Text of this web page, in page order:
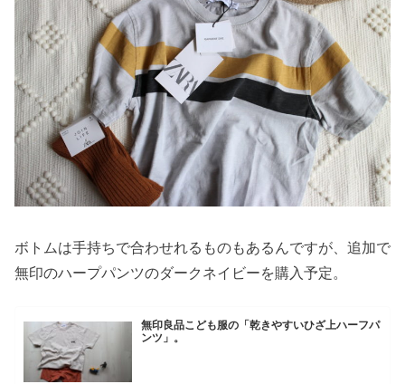
ボトムは手持ちで合わせれるものもあるんですが、追加で
無印のハープパンツのダークネイビーを購入予定。
無印良品こども服の「乾きやすいひざ上ハーフパ
ンツ」。